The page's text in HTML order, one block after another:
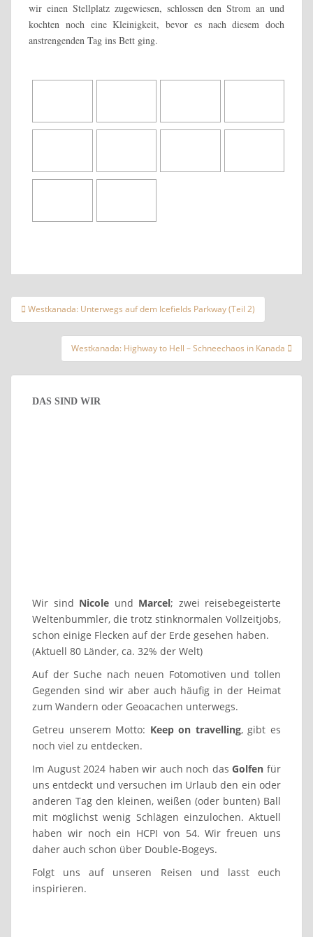
wir einen Stellplatz zugewiesen, schlossen den Strom an und
kochten noch eine Kleinigkeit, bevor es nach diesem doch
anstrengenden Tag ins Bett ging.
Beitragsnavigation
Westkanada: Unterwegs auf dem Icefields Parkway (Teil 2)
Westkanada: Highway to Hell – Schneechaos in Kanada
DAS SIND WIR
Wir sind Nicole und Marcel; zwei reisebegeisterte
Weltenbummler, die trotz stinknormalen Vollzeitjobs,
schon einige Flecken auf der Erde gesehen haben.
(Aktuell 80 Länder, ca. 32% der Welt)
Auf der Suche nach neuen Fotomotiven und tollen
Gegenden sind wir aber auch häufig in der Heimat
zum Wandern oder Geoacachen unterwegs.
Getreu unserem Motto: Keep on travelling, gibt es
noch viel zu entdecken.
Im August 2024 haben wir auch noch dasGolfen für
uns entdeckt und versuchen im Urlaub den ein oder
anderen Tag den kleinen, weißen (oder bunten) Ball
mit möglichst wenig Schlägen einzulochen. Aktuell
haben wir noch ein HCPI von 54. Wir freuen uns
daher auch schon über Double-Bogeys.
Folgt uns auf unseren Reisen und lasst euch
inspirieren.